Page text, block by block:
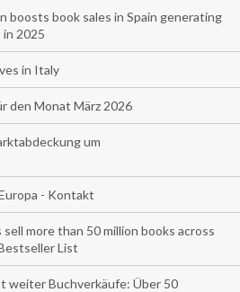
boosts book sales in Spain generating
in 2025
in Italy
den Monat März 2026
um
- Kontakt
more than 50 million books across
List
weiter Buchverkäufe: Über 50